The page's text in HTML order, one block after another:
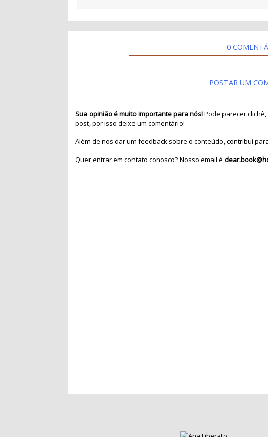
0
POSTAR UM
Sua opinião é muito importante para nós!Pode parecer
post, por isso deixe um comentário!
Além de nos dar um feedback sobre o conteúdo, contribui
Quer entrar em contato conosco? Nosso email é